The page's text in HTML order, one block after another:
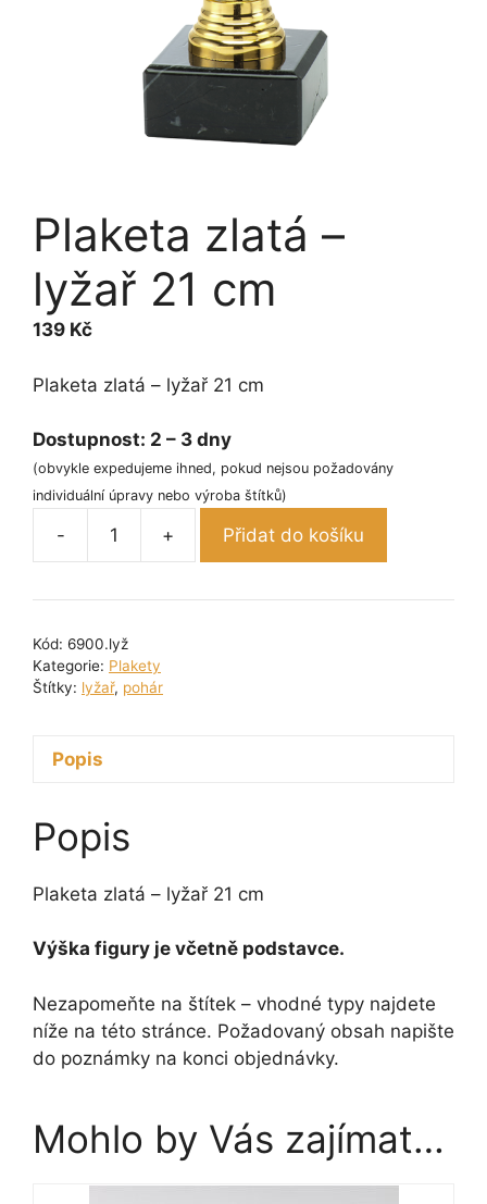
Plaketa zlatá –
lyžař 21 cm
139 Kč
Plaketa zlatá – lyžař 21 cm
Dostupnost: 2 – 3 dny
(obvykle expedujeme ihned, pokud nejsou požadovány
individuální úpravy nebo výroba štítků)
-
Plaketa
-
+ Přidat do košíku
Kód: 6900.lyž
Kategorie: Plakety
Štítky: lyžař, pohár
Popis
Popis
Plaketa zlatá – lyžař 21 cm
Výška figury je včetně podstavce.
Nezapomeňte na štítek – vhodné typy najdete
níže na této stránce. Požadovaný obsah napište
do poznámky na konci objednávky.
Mohlo by Vás zajímat…